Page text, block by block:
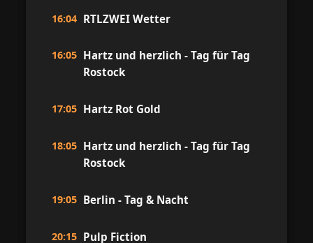
16:04 RTLZWEI Wetter
16:05 Hartz und herzlich - Tag für Tag
Rostock
17:05 Hartz Rot Gold
18:05 Hartz und herzlich - Tag für Tag
Rostock
19:05 Berlin - Tag & Nacht
20:15 Pulp Fiction